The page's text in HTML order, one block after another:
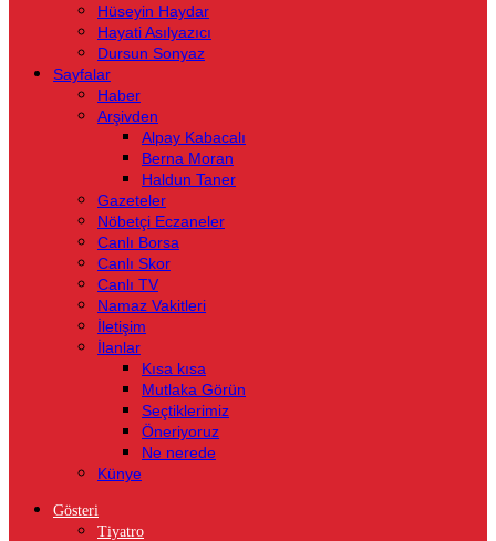
Hüseyin Haydar
Hayati Asılyazıcı
Dursun Sonyaz
Sayfalar
Haber
Arşivden
Alpay Kabacalı
Berna Moran
Haldun Taner
Gazeteler
Nöbetçi Eczaneler
Canlı Borsa
Canlı Skor
Canlı TV
Namaz Vakitleri
İletişim
İlanlar
Kısa kısa
Mutlaka Görün
Seçtiklerimiz
Öneriyoruz
Ne nerede
Künye
Gösteri
Tiyatro